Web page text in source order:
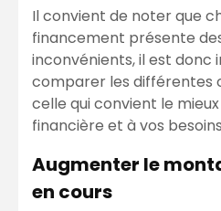
Il convient de noter que
financement présente
inconvénients, il est
comparer les différentes
celle qui convient le
financière et à vos
Augmenter le
en cours